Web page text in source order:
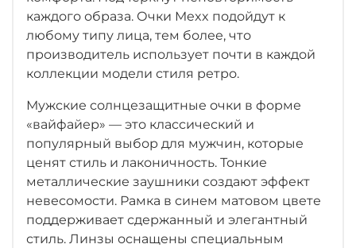
каждого образа. Очки Mexx подойдут к
любому типу лица, тем более, что
производитель использует почти в каждой
коллекции модели стиля ретро.
Мужские солнцезащитные очки в форме
«вайфайер» — это классический и
популярный выбор для мужчин, которые
ценят стиль и лаконичность. Тонкие
металлические заушники создают эффект
невесомости. Рамка в синем матовом цвете
поддерживает сдержанный и элегантный
стиль. Линзы оснащены специальным